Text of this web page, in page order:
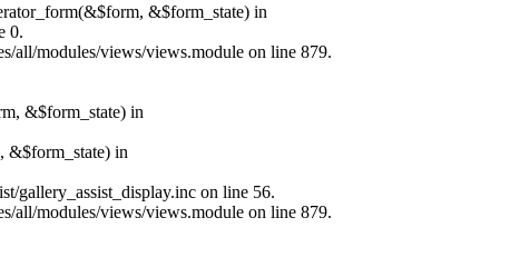
&$form_state) in
0.
all/modules/views/views.module on line 879.
&$form_state) in
&$form_state) in
gallery_assist_display.inc on line 56.
all/modules/views/views.module on line 879.